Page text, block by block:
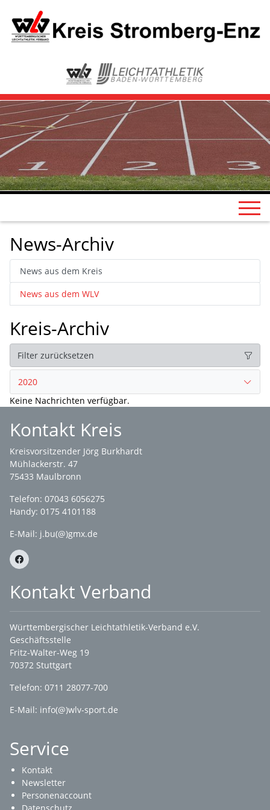
News-Archiv
News aus dem Kreis
News aus dem WLV
Kreis-Archiv
Filter zurücksetzen
2020
Keine Nachrichten verfügbar.
Kontakt Kreis
Kreisvorsitzender Jörg Burkhardt
Mühlackerstr. 47
75433 Maulbronn
Telefon: 07043 6056275
Handy: 0175 4101188
E-Mail: j.bu(@)gmx.de
Kontakt Verband
Württembergischer Leichtathletik-Verband e.V.
Geschäftsstelle
Fritz-Walter-Weg 19
70372 Stuttgart
Telefon: 0711 28077-700
E-Mail: info(@)wlv-sport.de
Service
Kontakt
Newsletter
Personenaccount